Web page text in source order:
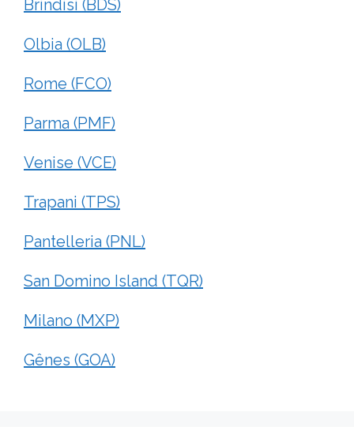
Brindisi (BDS)
Olbia (OLB)
Rome (FCO)
Parma (PMF)
Venise (VCE)
Trapani (TPS)
Pantelleria (PNL)
San Domino Island (TQR)
Milano (MXP)
Gênes (GOA)